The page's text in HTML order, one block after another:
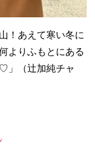
！あえて寒い冬に
よりふもとにある
」（辻加純チャ